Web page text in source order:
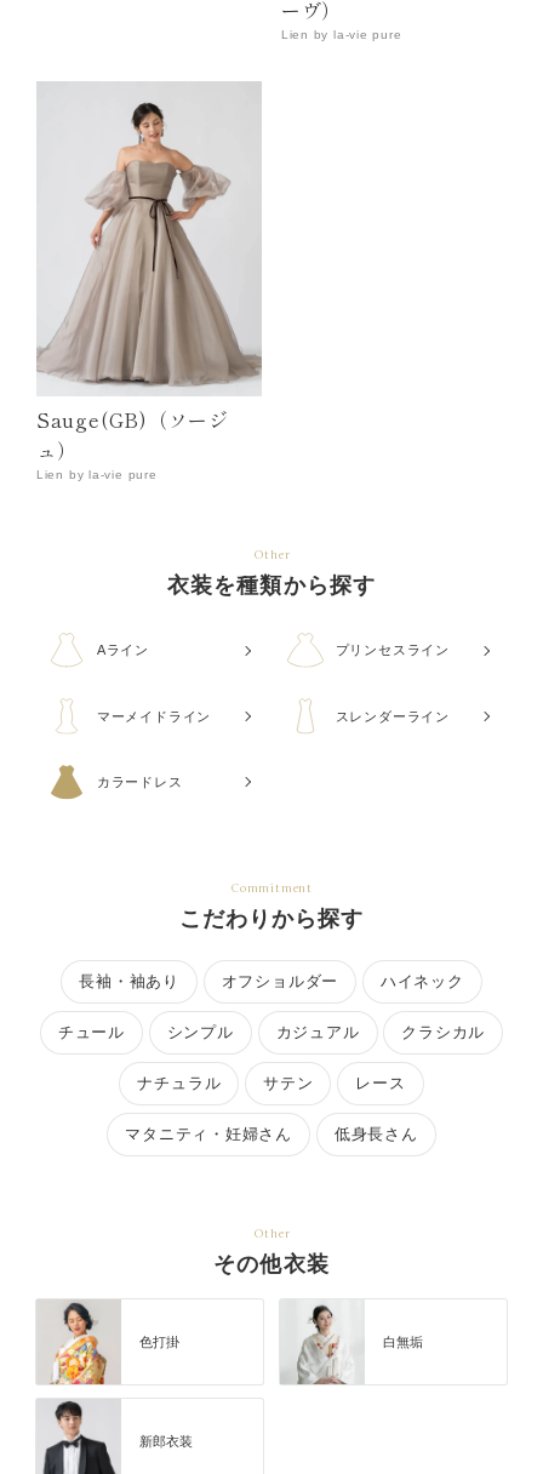
ーヴ）
Lien by la-vie pure
Sauge(GB)（ソージ
ュ）
Lien by la-vie pure
Other
衣装を種類から探す
Aライン プリンセスライン
マーメイドライン スレンダーライン
カラードレス
Commitment
こだわりから探す
長袖・袖あり オフショルダー ハイネック
チュール シンプル カジュアル クラシカル
ナチュラル サテン レース
マタニティ・妊婦さん 低身長さん
Other
その他衣装
色打掛 白無垢
新郎衣装